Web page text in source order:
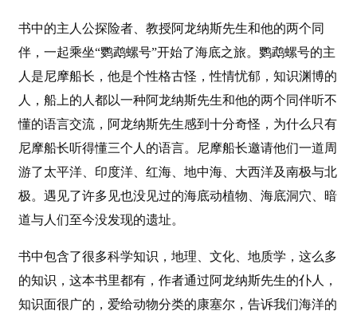
书中的主人公探险者、教授阿龙纳斯先生和他的两个同
伴，一起乘坐“鹦鹉螺号”开始了海底之旅。鹦鹉螺号的主
人是尼摩船长，他是个性格古怪，性情忧郁，知识渊博的
人，船上的人都以一种阿龙纳斯先生和他的两个同伴听不
懂的语言交流，阿龙纳斯先生感到十分奇怪，为什么只有
尼摩船长听得懂三个人的语言。尼摩船长邀请他们一道周
游了太平洋、印度洋、红海、地中海、大西洋及南极与北
极。遇见了许多见也没见过的海底动植物、海底洞穴、暗
道与人们至今没发现的遗址。
书中包含了很多科学知识，地理、文化、地质学，这么多
的知识，这本书里都有，作者通过阿龙纳斯先生的仆人，
知识面很广的，爱给动物分类的康塞尔，告诉我们海洋的